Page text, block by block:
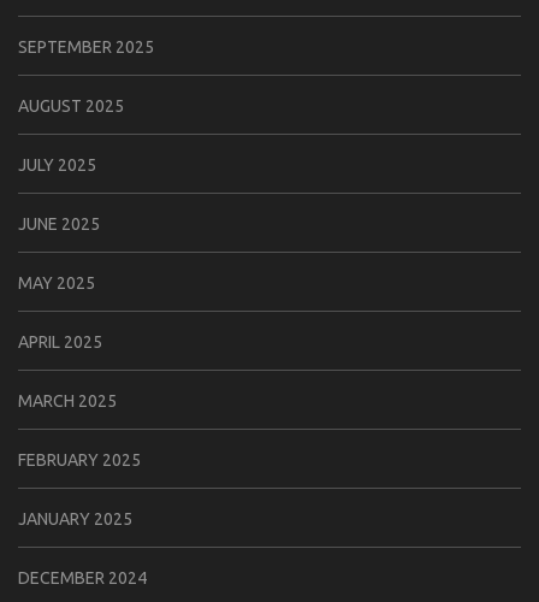
SEPTEMBER 2025
AUGUST 2025
JULY 2025
JUNE 2025
MAY 2025
APRIL 2025
MARCH 2025
FEBRUARY 2025
JANUARY 2025
DECEMBER 2024